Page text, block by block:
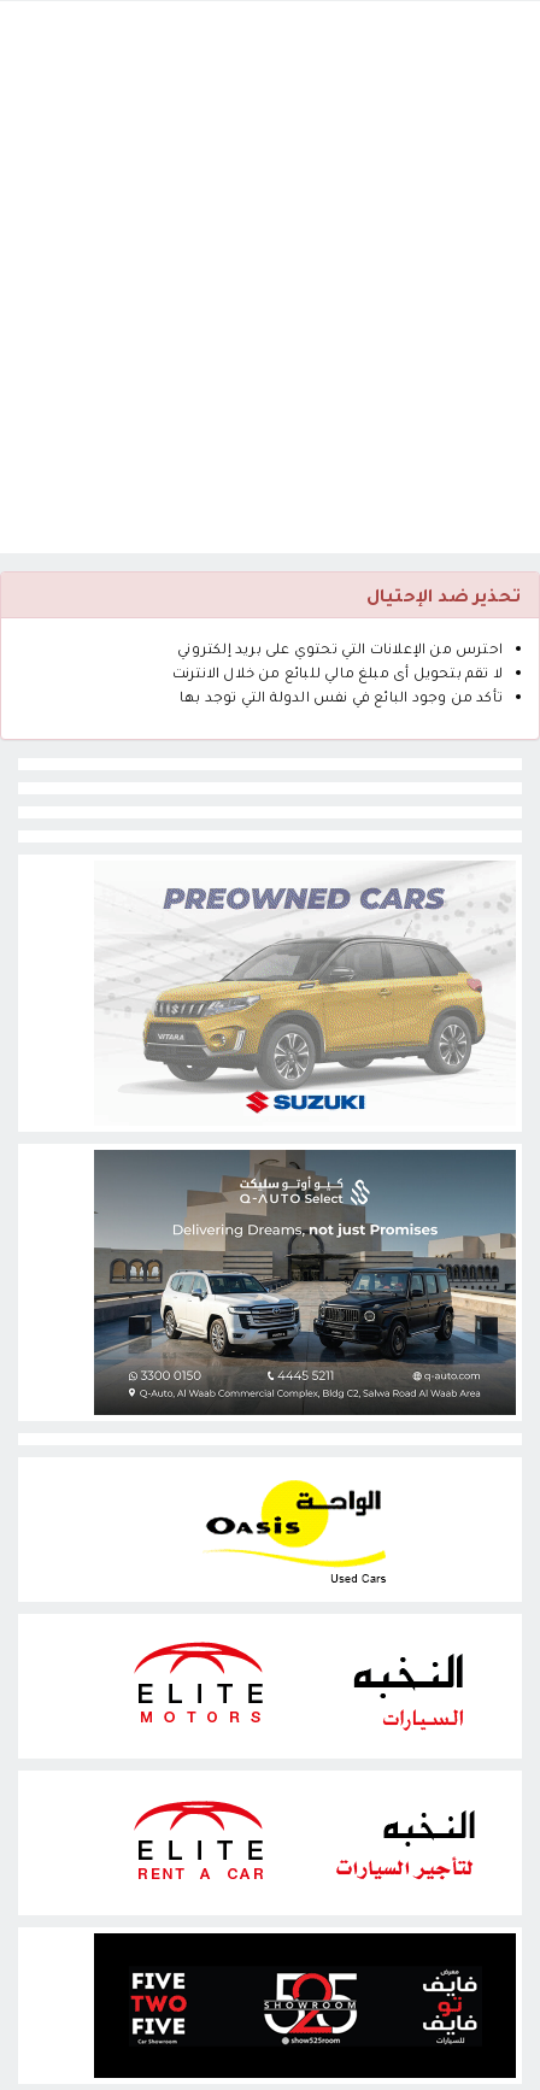
تحذير ضد الإحتيال
احترس من الإعلانات التي تحتوي على بريد إلكتروني
لا تقم بتحويل أى مبلغ مالي للبائع من خلال الانترنت
تأكد من وجود البائع في نفس الدولة التي توجد بها